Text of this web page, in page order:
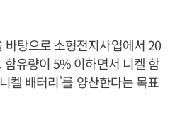
바탕으로 소형전지사업에서 20
유량이 5% 이하면서 니켈 함
켈 배터리’를 양산한다는 목표